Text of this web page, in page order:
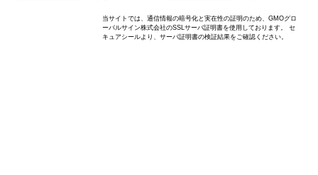
当サイトでは、通信情報の暗号化と実在性の証明のため、GMOグロ
ーバルサイン株式会社のSSLサーバ証明書を使用しております。 セ
キュアシールより、サーバ証明書の検証結果をご確認ください。